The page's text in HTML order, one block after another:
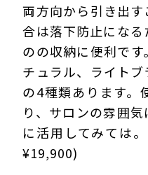
両方向から引き出
合は落下防止にな
のの収納に便利で
チュラル、ライト
の4種類あります。
り、サロンの雰囲
に活用してみては
¥19,900)